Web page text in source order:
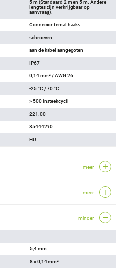
5 m (Standaard 2 m en 5 m. Andere
lengtes zijn verkrijgbaar op
aanvraag).
Connector femal haaks
schroeven
aan de kabel aangegoten
IP67
0,14 mm² / AWG 26
-25 °C / 70 °C
> 500 insteekcycli
221.00
85444290
HU
meer
meer
minder
5,4 mm
8 x 0,14 mm²